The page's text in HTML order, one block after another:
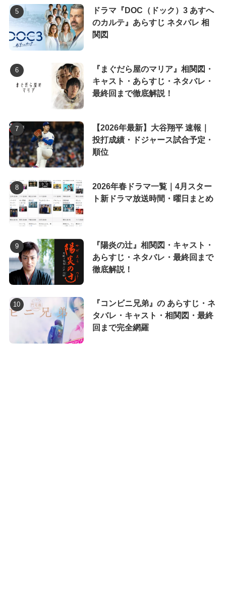
ドラマ『DOC（ドック）3 あすへ
のカルテ』あらすじ ネタバレ 相
関図
『まぐだら屋のマリア』相関図・
キャスト・あらすじ・ネタバレ・
最終回まで徹底解説！
【2026年最新】大谷翔平 速報｜
投打成績・ドジャース試合予定・
順位
2026年春ドラマ一覧｜4月スター
ト新ドラマ放送時間・曜日まとめ
『陽炎の辻』相関図・キャスト・
あらすじ・ネタバレ・最終回まで
徹底解説！
『コンビニ兄弟』の あらすじ・ネ
タバレ・キャスト・相関図・最終
回まで完全網羅